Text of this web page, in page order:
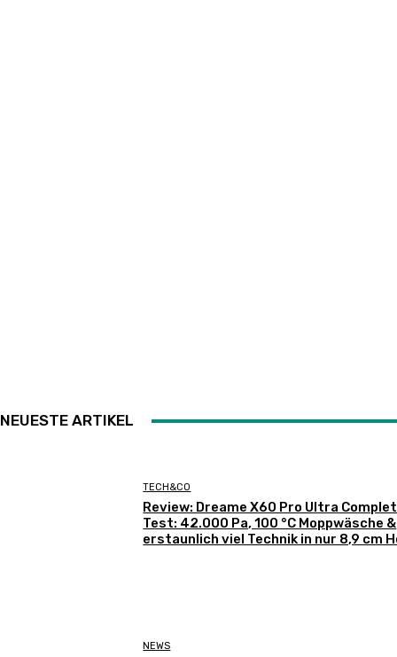
NEUESTE ARTIKEL
TECH&CO
Review: Dreame X60 Pro Ultra
Test: 42.000 Pa, 100 °C Moppwäsche &
erstaunlich viel Technik in nur 8,9 cm
NEWS